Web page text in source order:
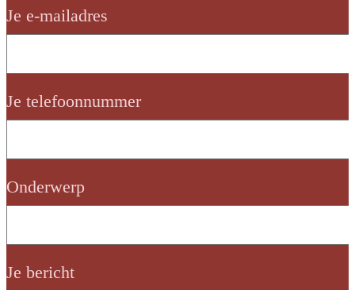
Je e-mailadres
Je telefoonnummer
Onderwerp
Je bericht